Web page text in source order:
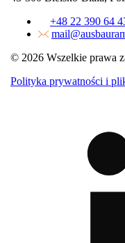
+48 22 390 64
© 2026 Wszelkie prawa
Polityka prywatności i